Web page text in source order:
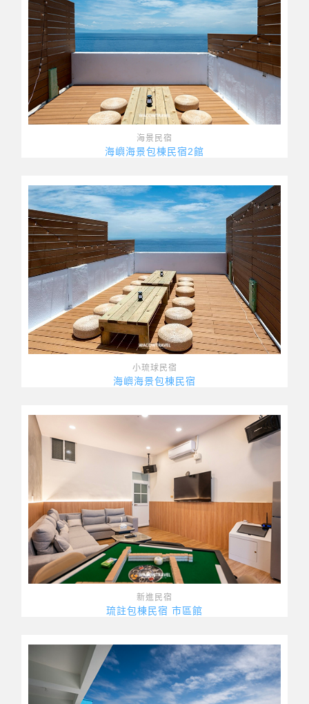
海景民宿
海嶼海景包棟民宿2館
小琉球民宿
海嶼海景包棟民宿
新進民宿
琉註包棟民宿 市區館